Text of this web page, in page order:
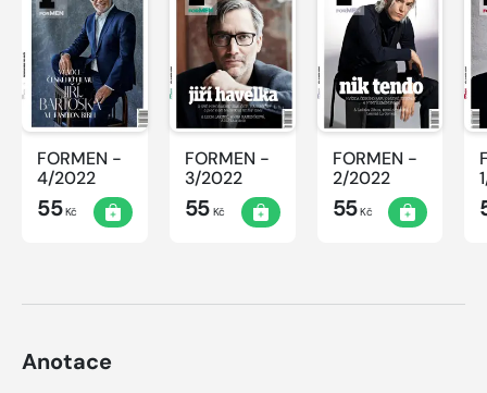
FORMEN -
4/2022
55Kč
FORMEN -
3/2022
55Kč
FORMEN -
2/2022
55Kč
Anotace